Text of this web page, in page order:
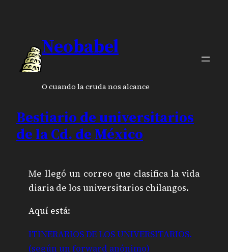
Neobabel
O cuando la cruda nos alcance
Bestiario de universitarios
de la Cd. de México
Me llegó un correo que clasifica la vida
diaria de los universitarios chilangos.
Aquí está:
ITINERARIOS DE LOS UNIVERSITARIOS.
(según un forward anónimo)